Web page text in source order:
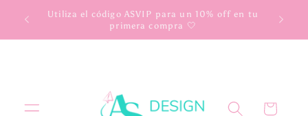
directamente
Utiliza el código ASVIP para un 10% off en tu
primera compra 🤍
Carrito